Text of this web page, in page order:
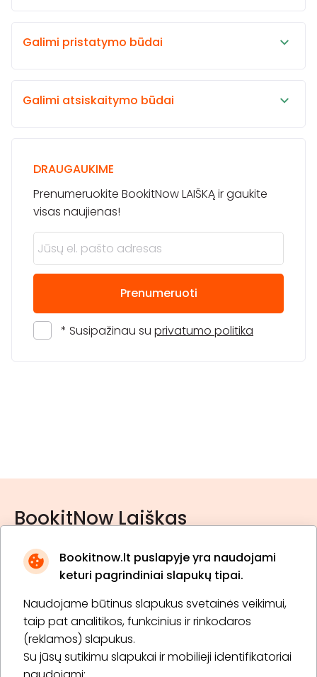
Bookitnow.lt puslapyje yra naudojami
keturi pagrindiniai slapukų tipai.
Naudojame būtinus slapukus svetainės veikimui,
taip pat analitikos, funkcinius ir rinkodaros
(reklamos) slapukus.
Su jūsų sutikimu slapukai ir mobilieji identifikatoriai
Galimi pristatymo būdai
Galimi atsiskaitymo būdai
DRAUGAUKIME
Prenumeruokite BookitNow LAIŠKĄ ir gaukite
visas naujienas!
Prenumeruoti
* Susipažinau su privatumo politika
BookitNow Laiškas
* Susipažinau su privatumo politika
Prenumeruoti